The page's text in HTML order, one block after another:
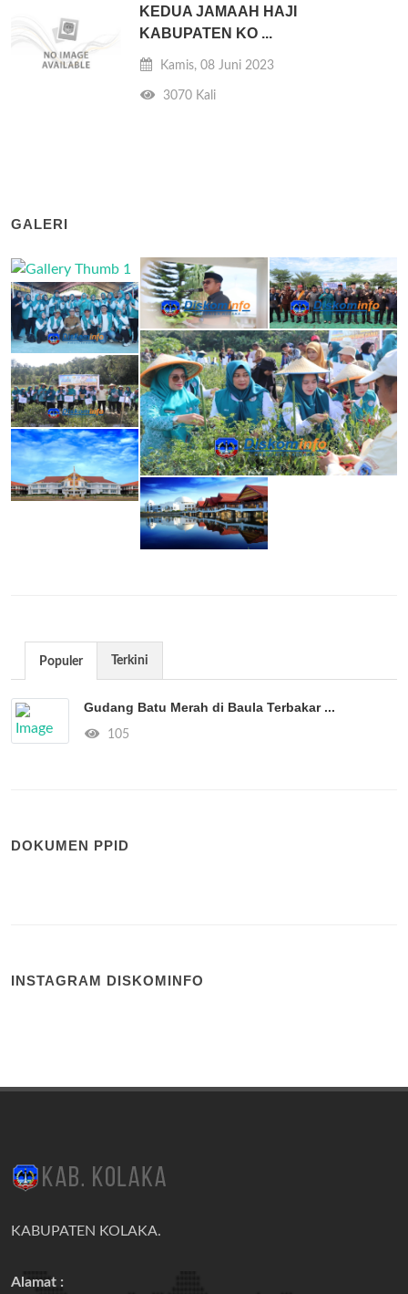
KEDUA JAMAAH HAJI
KABUPATEN KO ...
Kamis, 08 Juni 2023
3070 Kali
GALERI
Populer Terkini
Gudang Batu Merah di Baula Terbakar ...
105
DOKUMEN PPID
INSTAGRAM DISKOMINFO
KABUPATEN KOLAKA.
Alamat :